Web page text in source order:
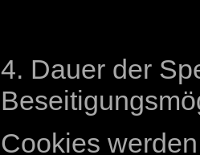
4. Dauer der
Cookies